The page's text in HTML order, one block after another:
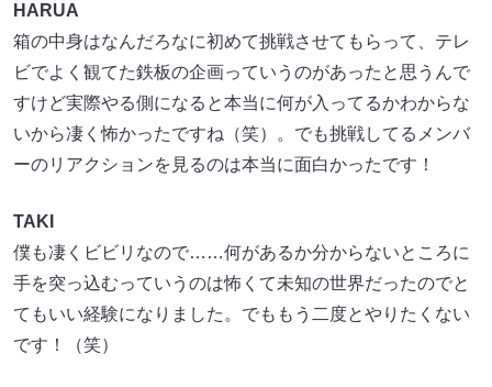
HARUA
箱の中身はなんだろなに初めて挑戦させてもらって、テレ
ビでよく観てた鉄板の企画っていうのがあったと思うんで
すけど実際やる側になると本当に何が入ってるかわからな
いから凄く怖かったですね（笑）。でも挑戦してるメンバ
ーのリアクションを見るのは本当に面白かったです！
TAKI
僕も凄くビビリなので……何があるか分からないところに
手を突っ込むっていうのは怖くて未知の世界だったのでと
てもいい経験になりました。でももう二度とやりたくない
です！（笑）